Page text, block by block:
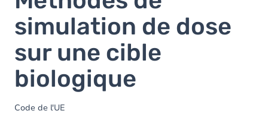
simulation de dose
sur une cible
biologique
Code de l'UE